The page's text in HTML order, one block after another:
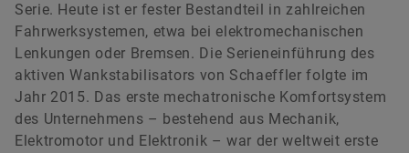
Serie. Heute ist er fester Bestandteil in zahlreichen
Fahrwerksystemen, etwa bei elektromechanischen
Lenkungen oder Bremsen. Die Serieneinführung des
aktiven Wankstabilisators von Schaeffler folgte im
Jahr 2015. Das erste mechatronische Komfortsystem
des Unternehmens – bestehend aus Mechanik,
Elektromotor und Elektronik – war der weltweit erste